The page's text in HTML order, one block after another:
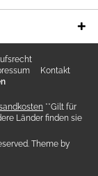
Kontakt
**Gilt für
Länder finden sie
Theme by